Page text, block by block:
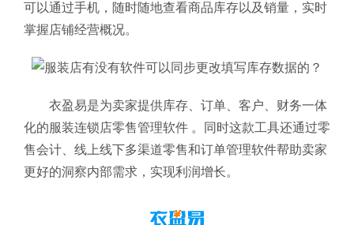
可以通过手机，随时随地查看商品库存以及销量，实时
掌握店铺经营概况。
衣盈易是为卖家提供库存、订单、客户、财务一体
化的服装连锁店零售管理软件 。同时这款工具还通过零
售会计、线上线下多渠道零售和订单管理软件帮助卖家
更好的洞察内部需求，实现利润增长。